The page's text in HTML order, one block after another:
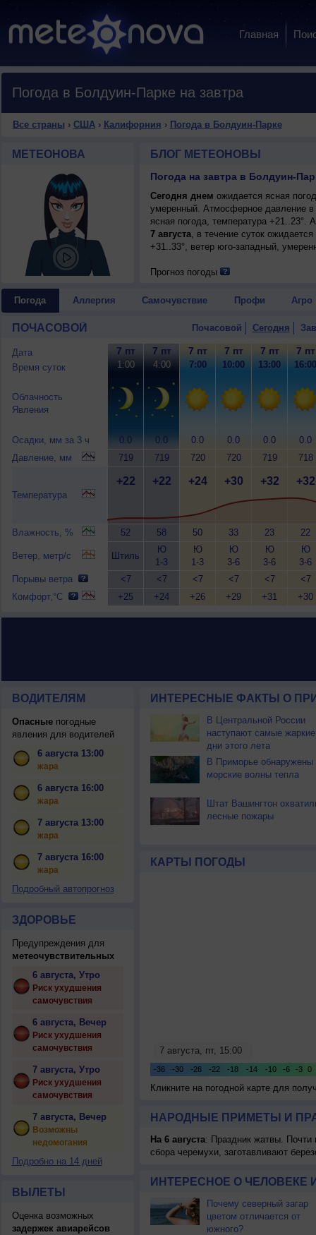
Главная
Погода в Болдуин-Парке на завтра
Все страны › США› Калифорния › Погода в Болдуин-Парке
МЕТЕОНОВА БЛОГ МЕТЕОНОВЫ
Погода на завтра в Болдуин-
Сегодня днем ожидается ясная
умеренный. Атмосферное давление
ясная погода, температура
7 августа, в течение суток
+31..33°, ветер юго-западный,
Прогноз погоды
Погода Аллергия Самочувствие Профи Агро
ПОЧАСОВОЙ Почасовой Сегодня
Дата
Время суток
Облачность
Явления
Осадки, мм за 3 ч
Давление, мм
Температура
Влажность, %
Ветер, метр/с
Порывы ветра
Комфорт,°C
7 пт
1:00
0.0
719
+22
52
Штиль
<7
+25
7 пт
4:00
0.0
719
+22
58
Ю
1-3
<7
+24
7 пт
7:00
0.0
720
+24
50
Ю
1-3
<7
+26
7 пт
10:00
0.0
720
+30
33
Ю
3-6
<7
+29
7 пт
13:00
0.0
719
+32
23
Ю
3-6
<7
+31
7 пт
16:00
0.0
718
+32
22
Ю
3-6
<7
+30
ВОДИТЕЛЯМ
Опасныепогодные
явления для водителей
6 августа 13:00
жара
6 августа 16:00
жара
7 августа 13:00
жара
7 августа 16:00
жара
Подробный автопрогноз
ЗДОРОВЬЕ
Предупреждения для
метеочувствительных
6 августа, Утро
Риск ухудшения
самочувствия
6 августа, Вечер
Риск ухудшения
самочувствия
7 августа, Утро
Риск ухудшения
самочувствия
7 августа, Вечер
Возможны
недомогания
Подробно на 14 дней
ВЫЛЕТЫ
Оценка возможных
задержек авиарейсов
ИНТЕРЕСНЫЕ ФАКТЫ О
В Центральной России
наступают самые жаркие
дни этого лета
В Приморье обнаружены
морские волны тепла
Штат Вашингтон
лесные пожары
КАРТЫ ПОГОДЫ
Кликните на погодной карте для
НАРОДНЫЕ ПРИМЕТЫ И
На 6 августа: Праздник жатвы. Почти
сбора черемухи, заготавливают
ИНТЕРЕСНОЕ О ЧЕЛОВЕКЕ
Почему северный загар
цветом отличается от
южного?